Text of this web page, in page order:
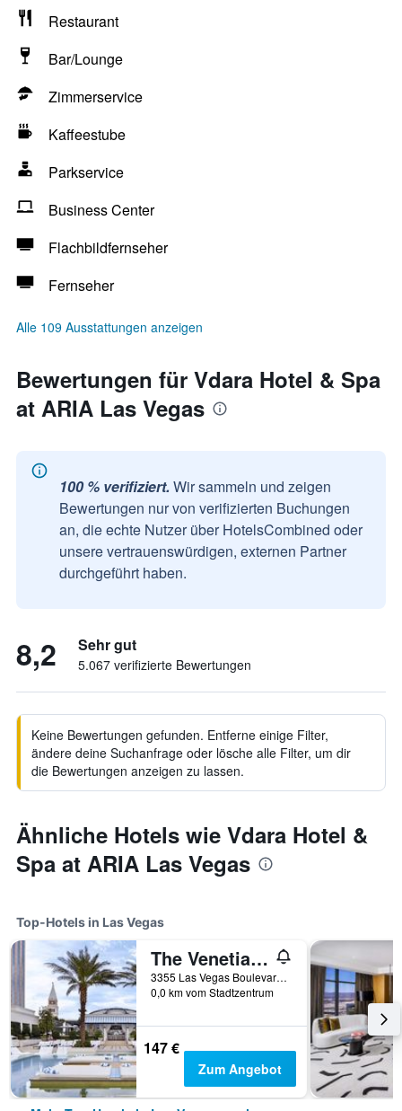
Restaurant
Bar/Lounge
Zimmerservice
Kaffeestube
Parkservice
Business Center
Flachbildfernseher
Fernseher
Alle 109 Ausstattungen anzeigen
Bewertungen für Vdara Hotel & Spa
at ARIA Las Vegas
100 % verifiziert. Wir sammeln und zeigen
Bewertungen nur von verifizierten Buchungen
an, die echte Nutzer über HotelsCombined oder
unsere vertrauenswürdigen, externen Partner
durchgeführt haben.
8,2 Sehr gut
5.067 verifizierte Bewertungen
Keine Bewertungen gefunden. Entferne einige Filter,
ändere deine Suchanfrage oder lösche alle Filter, um dir
die Bewertungen anzeigen zu lassen.
Ähnliche Hotels wie Vdara Hotel &
Spa at ARIA Las Vegas
Top-Hotels in Las Vegas
The Venetian Resort Las Vegas
3355 Las Vegas Boulevard South, Las Vegas, NV, USA
0,0 km vom Stadtzentrum
147 €
Zum Angebot